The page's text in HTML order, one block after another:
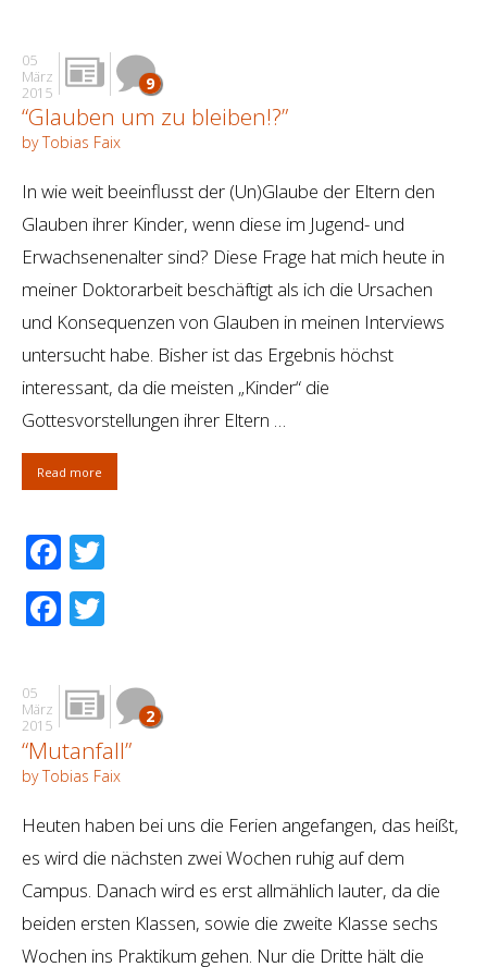
05
März
2015
9
“Glauben um zu bleiben!?”
by Tobias Faix
In wie weit beeinflusst der (Un)Glaube der Eltern den
Glauben ihrer Kinder, wenn diese im Jugend- und
Erwachsenenalter sind? Diese Frage hat mich heute in
meiner Doktorarbeit beschäftigt als ich die Ursachen
und Konsequenzen von Glauben in meinen Interviews
untersucht habe. Bisher ist das Ergebnis höchst
interessant, da die meisten „Kinder“ die
Gottesvorstellungen ihrer Eltern …
Read more
Facebook
Facebook
05
März
2015
2
“Mutanfall”
by Tobias Faix
Heuten haben bei uns die Ferien angefangen, das heißt,
es wird die nächsten zwei Wochen ruhig auf dem
Campus. Danach wird es erst allmählich lauter, da die
beiden ersten Klassen, sowie die zweite Klasse sechs
Wochen ins Praktikum gehen. Nur die Dritte hält die